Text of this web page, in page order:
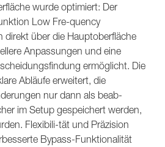
wurde optimiert: Der
Low Fre-quency
direkt über die Hauptoberfläche
Anpassungen und eine
ermöglicht. Die
Abläufe erweitert, die
nur dann als beab-
im Setup gespeichert werden,
Flexibili-tät und Präzision
Bypass-Funktionalität